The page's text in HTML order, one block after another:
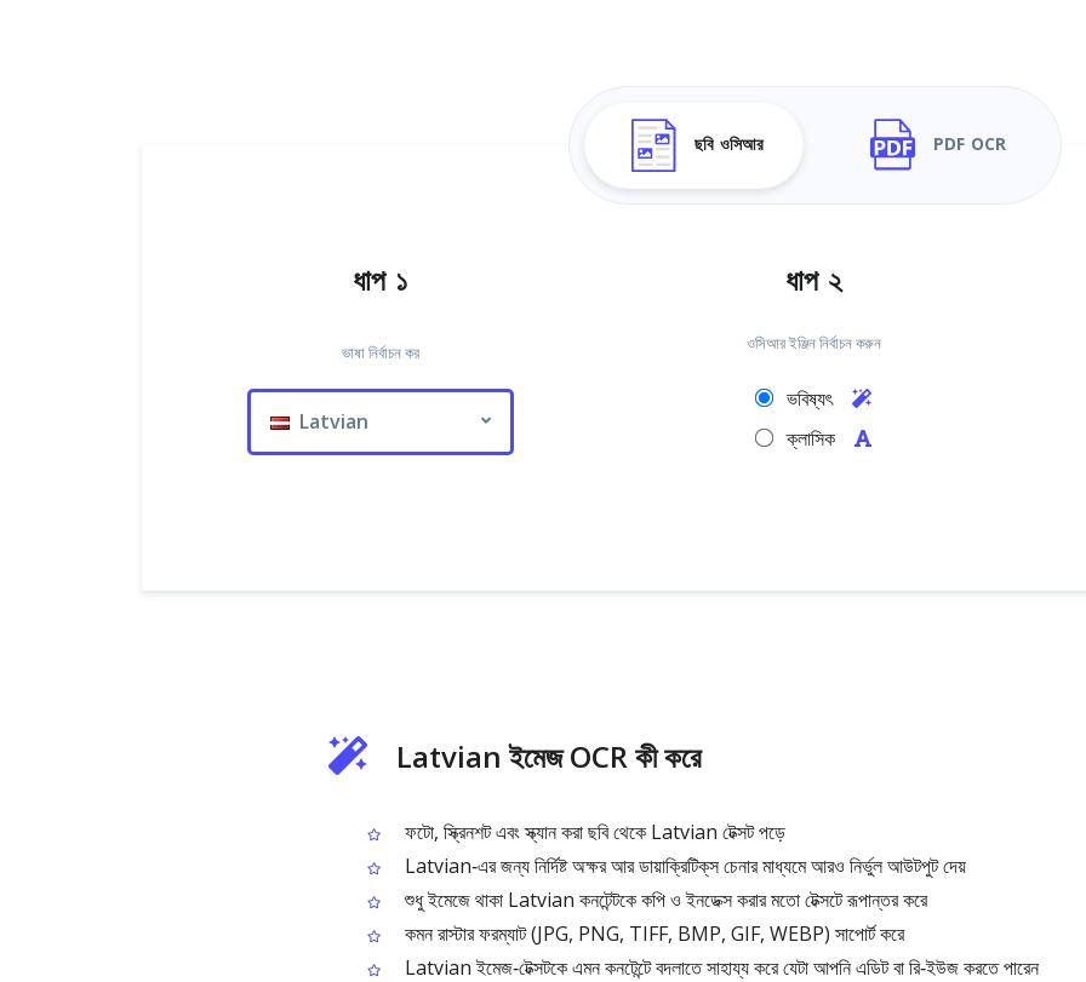
ছবি ওসিআর PDF OCR
ধাপ ১
ভাষা নির্বাচন কর
Latvian
ধাপ ২
ওসিআর ইঞ্জিন নির্বাচন করুন
ভবিষ্যৎ
ক্লাসিক
Latvian ইমেজ OCR কী করে
ফটো, স্ক্রিনশট এবং স্ক্যান করা ছবি থেকে Latvian টেক্সট পড়ে
Latvian‑এর জন্য নির্দিষ্ট অক্ষর আর ডায়াক্রিটিক্‌স চেনার মাধ্যমে আরও নির্ভুল আউটপুট দেয়
শুধু ইমেজে থাকা Latvian কনটেন্টকে কপি ও ইনডেক্স করার মতো টেক্সটে রূপান্তর করে
কমন রাস্টার ফরম্যাট (JPG, PNG, TIFF, BMP, GIF, WEBP) সাপোর্ট করে
Latvian ইমেজ‑টেক্সটকে এমন কনটেন্টে বদলাতে সাহায্য করে যেটা আপনি এডিট বা রি‑ইউজ করতে পারেন